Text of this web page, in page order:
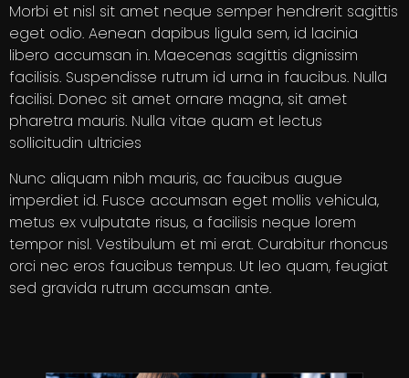
Morbi et nisl sit amet neque semper hendrerit sagittis
eget odio. Aenean dapibus ligula sem, id lacinia
libero accumsan in. Maecenas sagittis dignissim
facilisis. Suspendisse rutrum id urna in faucibus. Nulla
facilisi. Donec sit amet ornare magna, sit amet
pharetra mauris. Nulla vitae quam et lectus
sollicitudin ultricies
Nunc aliquam nibh mauris, ac faucibus augue
imperdiet id. Fusce accumsan eget mollis vehicula,
metus ex vulputate risus, a facilisis neque lorem
tempor nisl. Vestibulum et mi erat. Curabitur rhoncus
orci nec eros faucibus tempus. Ut leo quam, feugiat
sed gravida rutrum accumsan ante.